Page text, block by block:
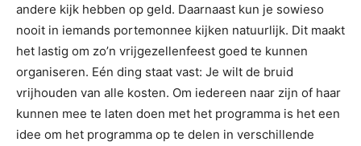
andere kijk hebben op geld. Daarnaast kun je sowieso
nooit in iemands portemonnee kijken natuurlijk. Dit maakt
het lastig om zo’n vrijgezellenfeest goed te kunnen
organiseren. Eén ding staat vast: Je wilt de bruid
vrijhouden van alle kosten. Om iedereen naar zijn of haar
kunnen mee te laten doen met het programma is het een
idee om het programma op te delen in verschillende